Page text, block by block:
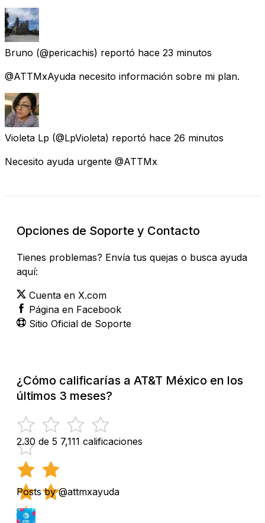
Bruno (@pericachis) reportó hace 23 minutos
@ATTMxAyuda necesito información sobre mi plan.
Violeta Lp (@LpVioleta) reportó hace 26 minutos
Necesito ayuda urgente @ATTMx
Opciones de Soporte y Contacto
Tienes problemas? Envía tus quejas o busca ayuda
aquí:
Cuenta en X.com
Página en Facebook
Sitio Oficial de Soporte
¿Cómo calificarías a AT&T México en los
últimos 3 meses?
2.30 de 5 7,111 calificaciones
Posts by @attmxayuda